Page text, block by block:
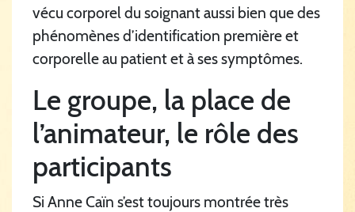
vécu corporel du soignant aussi bien que des
phénomènes d’identification première et
corporelle au patient et à ses symptômes.
Le groupe, la place de
l’animateur, le rôle des
participants
Si Anne Caïn s’est toujours montrée très